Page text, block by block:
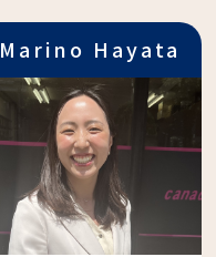
Marino Hayata